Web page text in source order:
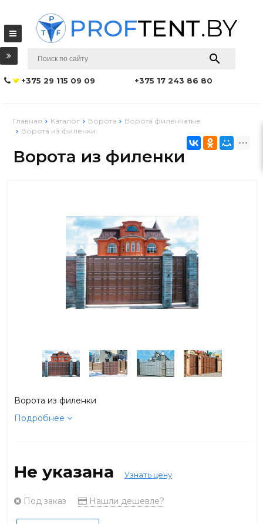
+375 29 115 09 09 +375 17 243 86 80
Главная Каталог Ворота
Ворота филенчатые
Ворота из филенки
Ворота из филенки
Ворота из филенки
Подробнее
Не указана Узнать цену
Под заказ Нашли дешевле?